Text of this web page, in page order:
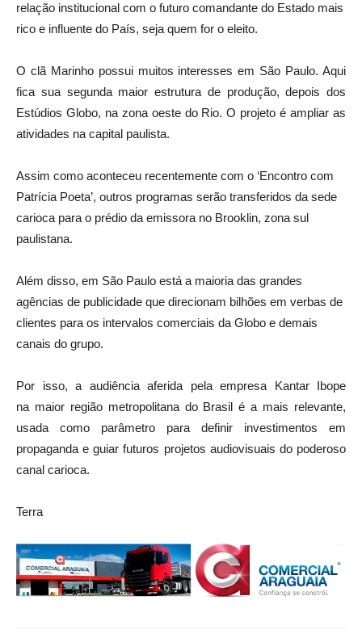
relação institucional com o futuro comandante do Estado mais
rico e influente do País, seja quem for o eleito.
O clã Marinho possui muitos interesses em São Paulo. Aqui
fica sua segunda maior estrutura de produção, depois dos
Estúdios Globo, na zona oeste do Rio. O projeto é ampliar as
atividades na capital paulista.
Assim como aconteceu recentemente com o ‘Encontro com
Patrícia Poeta’, outros programas serão transferidos da sede
carioca para o prédio da emissora no Brooklin, zona sul
paulistana.
Além disso, em São Paulo está a maioria das grandes
agências de publicidade que direcionam bilhões em verbas de
clientes para os intervalos comerciais da Globo e demais
canais do grupo.
Por isso, a audiência aferida pela empresa Kantar Ibope
na maior região metropolitana do Brasil é a mais relevante,
usada como parâmetro para definir investimentos em
propaganda e guiar futuros projetos audiovisuais do poderoso
canal carioca.
Terra